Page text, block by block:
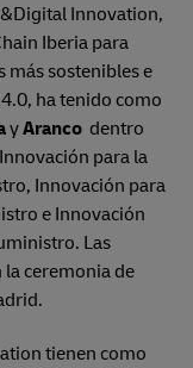
Innovation,
Iberia para
más sostenibles e
ha tenido como
yAranco dentro
para la
Innovación para
e Innovación
Las
ceremonia de
tienen como